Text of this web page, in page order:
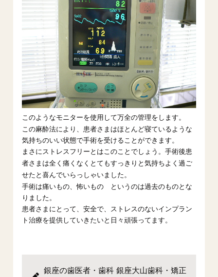
このようなモニターを使用して万全の管理をします。
この麻酔法により、患者さまはほとんど寝ているような
気持ちのいい状態で手術を受けることができます。
まさにストレスフリーとはこのことでしょう。手術後患
者さまは全く痛くなくとてもすっきりと気持ちよく過ご
せたと喜んでいらっしゃいました。
手術は痛いもの、怖いもの というのは過去のものとな
りました。
患者さまにとって、安全で、ストレスのないインプラン
ト治療を提供していきたいと日々頑張ってます。
銀座の歯医者・歯科 銀座大山歯科・矯正